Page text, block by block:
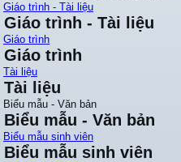
Giáo trình - Tài liệu
Giáo trình - Tài liệu
Giáo trình
Giáo trình
Tài liệu
Tài liệu
Biểu mẫu - Văn bản
Biểu mẫu - Văn bản
Biểu mẫu sinh viên
Biểu mẫu sinh viên